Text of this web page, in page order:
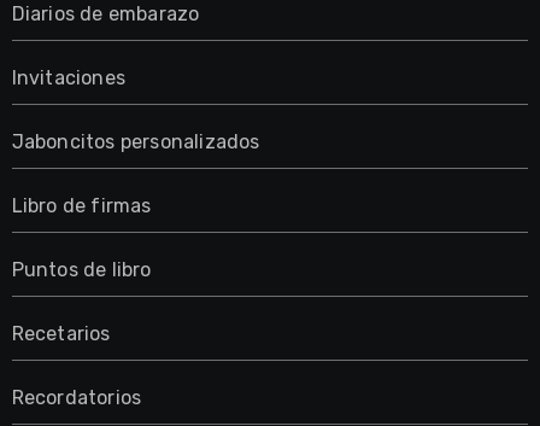
Diarios de embarazo
Invitaciones
Jaboncitos personalizados
Libro de firmas
Puntos de libro
Recetarios
Recordatorios